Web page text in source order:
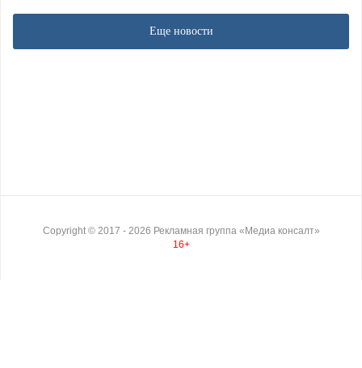
Еще новости
Copyright © 2017 - 2026 Рекламная группа «Медиа консалт»
16+